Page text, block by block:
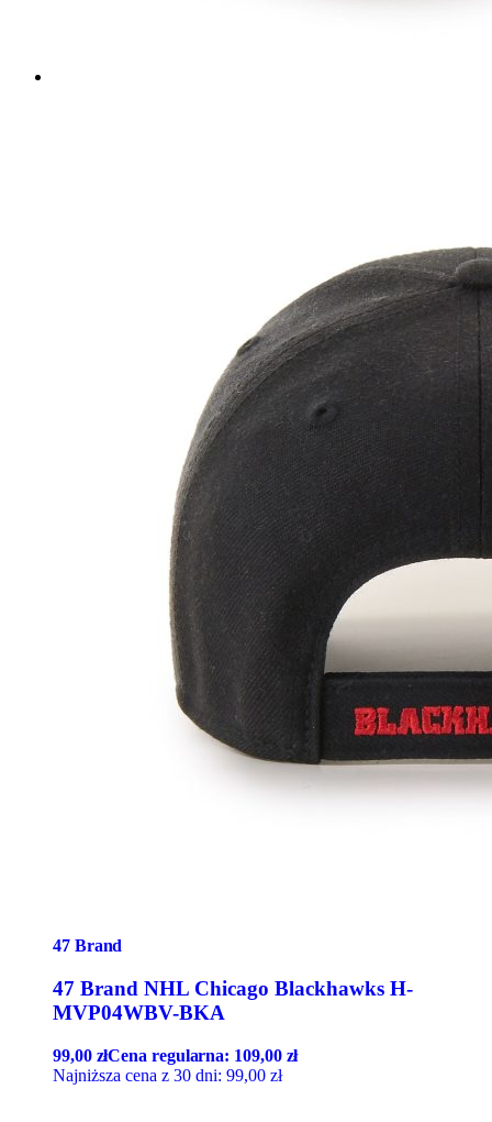
47 Brand
47 Brand NHL Chicago Blackhawks H-
MVP04WBV-BKA
99,00 złCena regularna: 109,00 zł
Najniższa cena z 30 dni: 99,00 zł